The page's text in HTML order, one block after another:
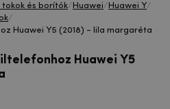
és borítók/ Huawei/ Huawei Y/
/
Huawei Y5 (2018) - lila margaréta
Huawei Y5